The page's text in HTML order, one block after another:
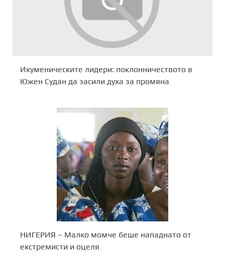
Икуменическите лидери: поклонничеството в
Южен Судан да засили духа за промяна
НИГЕРИЯ – Малко момче беше нападнато от
екстремисти и оцеля